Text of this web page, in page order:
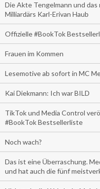
Die Akte Tengelmann und
Milliardärs Karl-Erivan Haub
Offizielle #BookTok
Frauen im Kommen
Lesemotive ab sofort in MC
Kai Diekmann: Ich war BILD
TikTok und Media Control
#BookTok Bestsellerliste
Noch wach?
Das ist eine Überraschung.
und hat auch die fünf